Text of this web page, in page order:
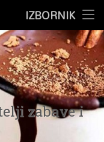
IZBORNIK
zabave i